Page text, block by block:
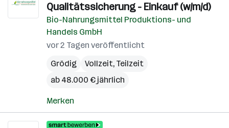
Qualitätssicherung - Einkauf (w/m/d)
Bio-Nahrungsmittel Produktions- und
Handels GmbH
vor 2 Tagen veröffentlicht
Grödig
Vollzeit, Teilzeit
ab 48.000 € jährlich
Merken